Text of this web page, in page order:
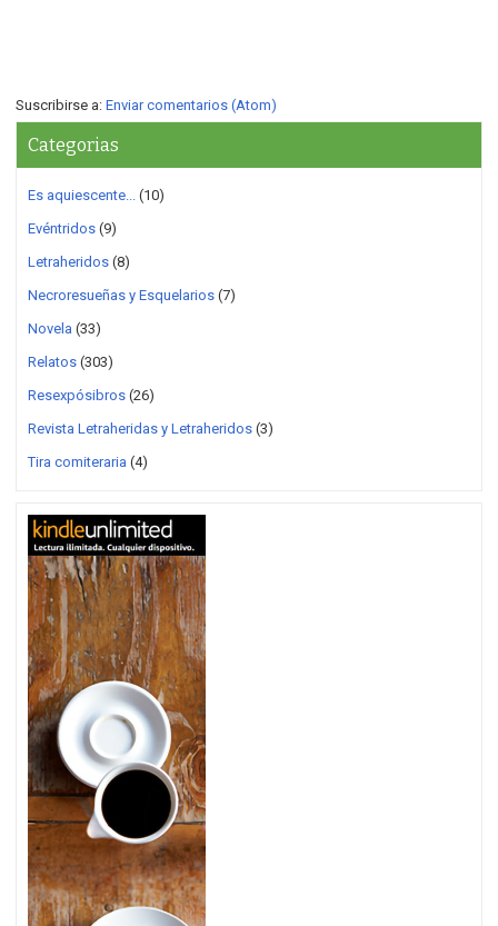
Suscribirse a: Enviar comentarios (Atom)
Categorias
Es aquiescente...
(10)
Evéntridos (9)
Letraheridos (8)
Necroresueñas y Esquelarios (7)
Novela (33)
Relatos (303)
Resexpósibros (26)
Revista Letraheridas y Letraheridos (3)
Tira comiteraria (4)